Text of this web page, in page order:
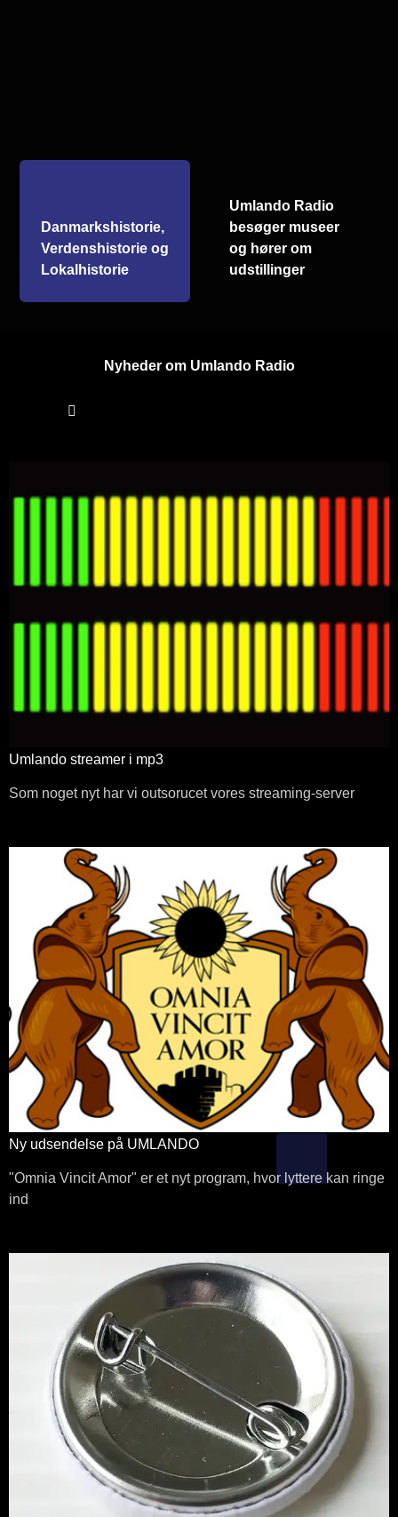
Danmarkshistorie,
Verdenshistorie og
Lokalhistorie
Umlando Radio
besøger museer
og hører om
udstillinger
Nyheder om Umlando Radio
Umlando streamer i mp3
Som noget nyt har vi outsorucet vores streaming-server
Ny udsendelse på UMLANDO
"Omnia Vincit Amor" er et nyt program, hvor lyttere kan ringe
ind